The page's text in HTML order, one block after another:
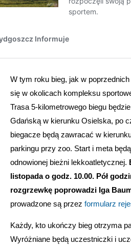
W tym roku bieg, jak w
się w okolicach kompleksu
Trasa 5-kilometrowego biegu
Gdańską w kierunku Osielska, po
biegacze będą zawracać w
parkingu przy zoo. Start i meta
odnowionej bieżni lekkoatletycznej.
listopada o godz. 10.00. Pół
rozgrzewkę poprowadzi Iga
prowadzone są przez formularz
Każdy, kto ukończy bieg otrzyma
Wyróżniane będą uczestniczki i